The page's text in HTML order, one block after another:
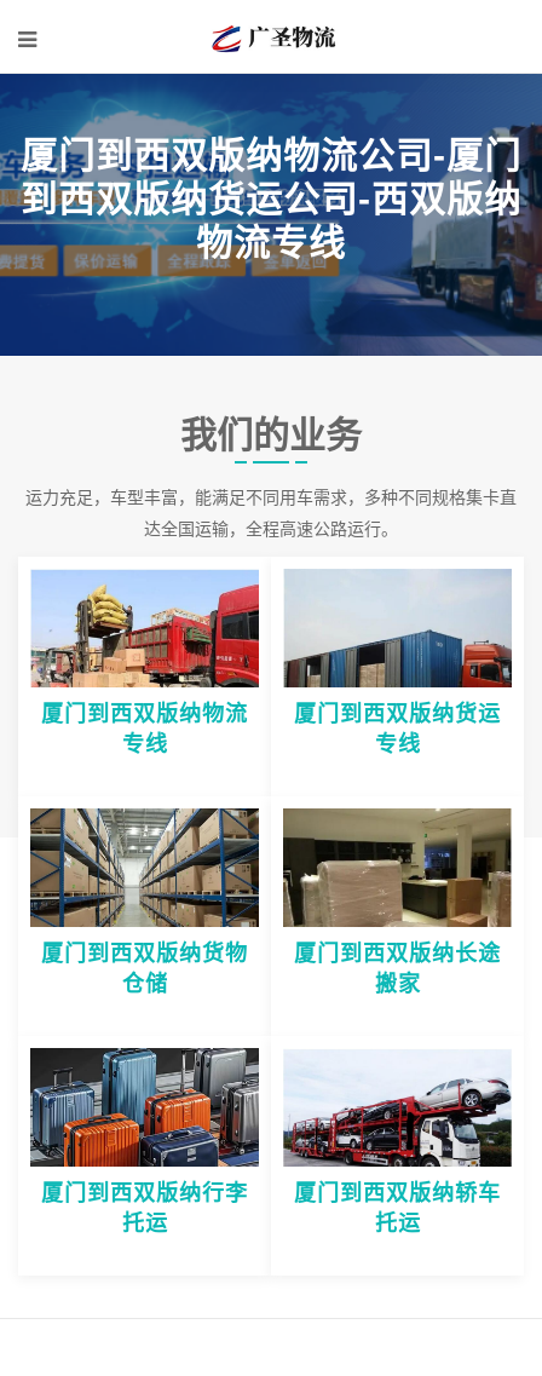
厦门到西双版纳物流公司-厦门
到西双版纳货运公司-西双版纳
物流专线
我们的业务
运力充足，车型丰富，能满足不同用车需求，多种不同规格集卡直
达全国运输，全程高速公路运行。
厦门到西双版纳物流
专线
厦门到西双版纳货运
专线
厦门到西双版纳货物
仓储
厦门到西双版纳长途
搬家
厦门到西双版纳行李
托运
厦门到西双版纳轿车
托运